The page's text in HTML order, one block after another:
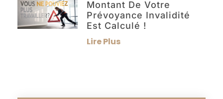
Montant De Votre
Prévoyance Invalidité
Est Calculé !
Lire Plus